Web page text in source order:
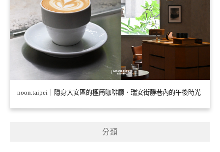
noon.taipei｜隱身大安區的極簡咖啡廳．瑞安街靜巷內的午後時光
分類